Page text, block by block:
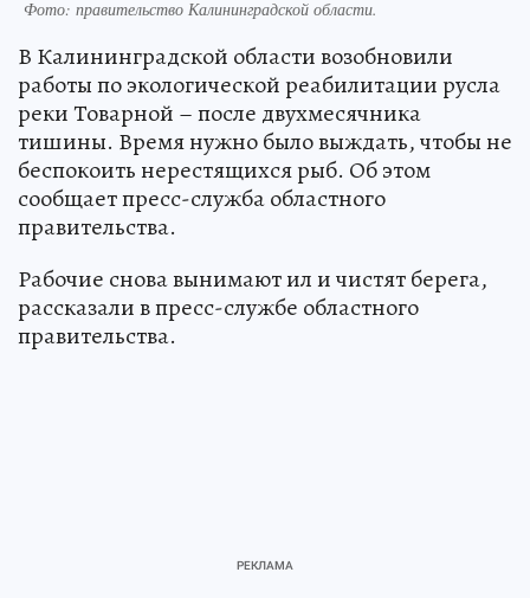
Фото: правительство Калининградской области.
В Калининградской области возобновили
работы по экологической реабилитации русла
реки Товарной – после двухмесячника
тишины. Время нужно было выждать, чтобы не
беспокоить нерестящихся рыб. Об этом
сообщает пресс-служба областного
правительства.
Рабочие снова вынимают ил и чистят берега,
рассказали в пресс-службе областного
правительства.